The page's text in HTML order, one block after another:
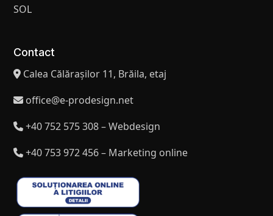
SOL
Contact
Calea Călărașilor 11, Brăila, etaj
office@e-prodesign.net
+40 752 575 308 – Webdesign
+40 753 972 456 – Marketing online